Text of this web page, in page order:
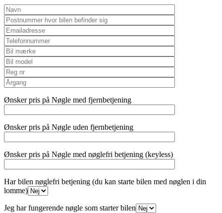
Ønsker pris på Nøgle med fjernbetjening
Ønsker pris på Nøgle uden fjernbetjening
Ønsker pris på Nøgle med nøglefri betjening (keyless)
Har bilen nøglefri betjening (du kan starte bilen med nøglen i din
lomme)
Jeg har fungerende nøgle som starter bilen